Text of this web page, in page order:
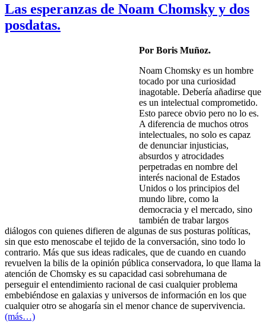
Las esperanzas de Noam Chomsky y dos
posdatas.
Por Boris Muñoz.
Noam Chomsky es un hombre
tocado por una curiosidad
inagotable. Debería añadirse que
es un intelectual comprometido.
Esto parece obvio pero no lo es.
A diferencia de muchos otros
intelectuales, no solo es capaz
de denunciar injusticias,
absurdos y atrocidades
perpetradas en nombre del
interés nacional de Estados
Unidos o los principios del
mundo libre, como la
democracia y el mercado, sino
también de trabar largos
diálogos con quienes difieren de algunas de sus posturas políticas,
sin que esto menoscabe el tejido de la conversación, sino todo lo
contrario. Más que sus ideas radicales, que de cuando en cuando
revuelven la bilis de la opinión pública conservadora, lo que llama la
atención de Chomsky es su capacidad casi sobrehumana de
perseguir el entendimiento racional de casi cualquier problema
embebiéndose en galaxias y universos de información en los que
cualquier otro se ahogaría sin el menor chance de supervivencia.
(más…)